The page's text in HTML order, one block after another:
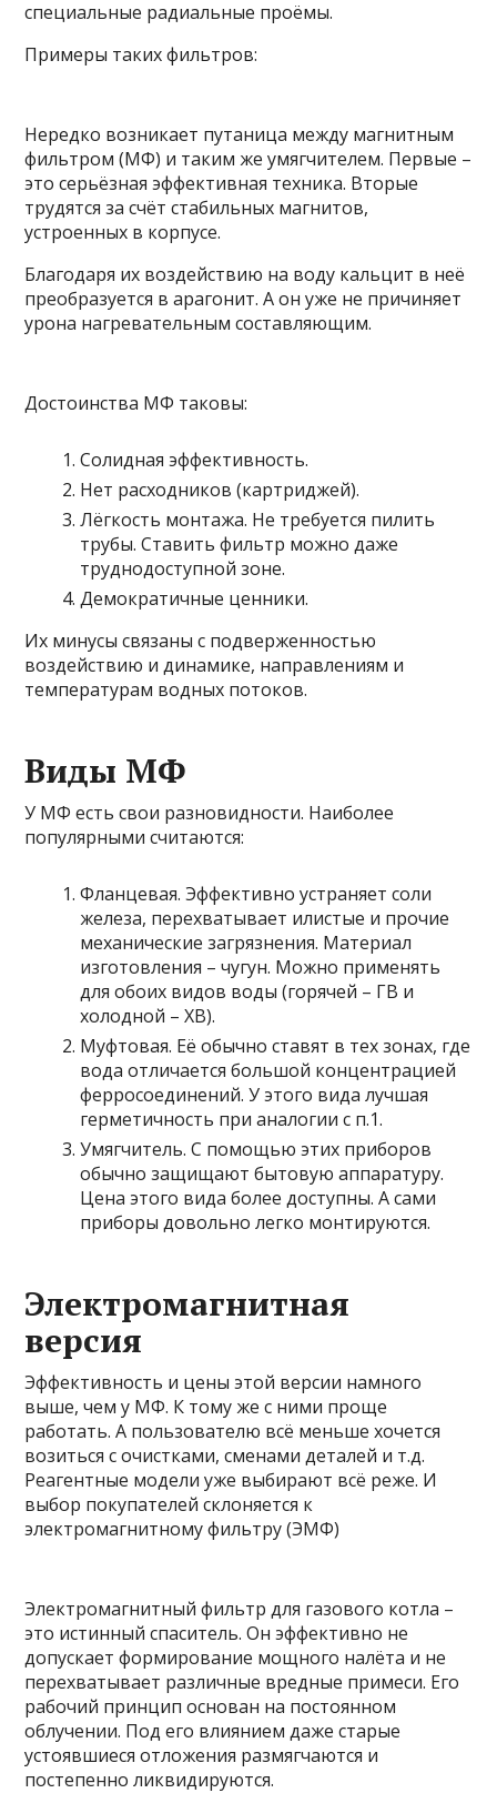
специальные радиальные проёмы.
Примеры таких фильтров:
Нередко возникает путаница между магнитным
фильтром (МФ) и таким же умягчителем. Первые –
это серьёзная эффективная техника. Вторые
трудятся за счёт стабильных магнитов,
устроенных в корпусе.
Благодаря их воздействию на воду кальцит в неё
преобразуется в арагонит. А он уже не причиняет
урона нагревательным составляющим.
Достоинства МФ таковы:
Солидная эффективность.
Нет расходников (картриджей).
Лёгкость монтажа. Не требуется пилить
трубы. Ставить фильтр можно даже
труднодоступной зоне.
Демократичные ценники.
Их минусы связаны с подверженностью
воздействию и динамике, направлениям и
температурам водных потоков.
Виды МФ
У МФ есть свои разновидности. Наиболее
популярными считаются:
Фланцевая. Эффективно устраняет соли
железа, перехватывает илистые и прочие
механические загрязнения. Материал
изготовления – чугун. Можно применять
для обоих видов воды (горячей – ГВ и
холодной – ХВ).
Муфтовая. Её обычно ставят в тех зонах, где
вода отличается большой концентрацией
ферросоединений. У этого вида лучшая
герметичность при аналогии с п.1.
Умягчитель. С помощью этих приборов
обычно защищают бытовую аппаратуру.
Цена этого вида более доступны. А сами
приборы довольно легко монтируются.
Электромагнитная
версия
Эффективность и цены этой версии намного
выше, чем у МФ. К тому же с ними проще
работать. А пользователю всё меньше хочется
возиться с очистками, сменами деталей и т.д.
Реагентные модели уже выбирают всё реже. И
выбор покупателей склоняется к
электромагнитному фильтру (ЭМФ)
Электромагнитный фильтр для газового котла –
это истинный спаситель. Он эффективно не
допускает формирование мощного налёта и не
перехватывает различные вредные примеси. Его
рабочий принцип основан на постоянном
облучении. Под его влиянием даже старые
устоявшиеся отложения размягчаются и
постепенно ликвидируются.